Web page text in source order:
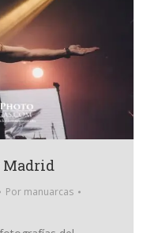
Madrid
Por manuarcas